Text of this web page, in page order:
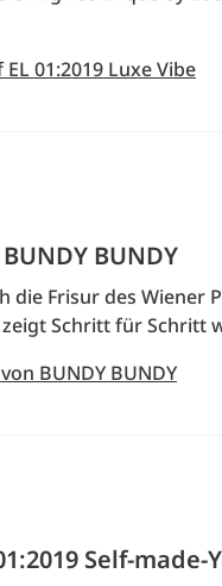
01:2019 Luxe Vibe
BUNDY
die Frisur des Wiener
Schritt für Schritt
BUNDY BUNDY
Self-made-